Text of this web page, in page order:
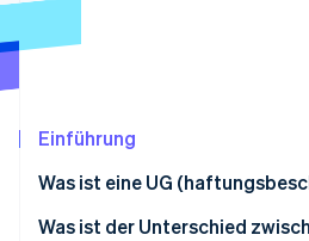
Betrugsprävention
Atlas
Online-Identitätsprüfung
Einführung
Was ist eine UG
Was ist der Unterschied